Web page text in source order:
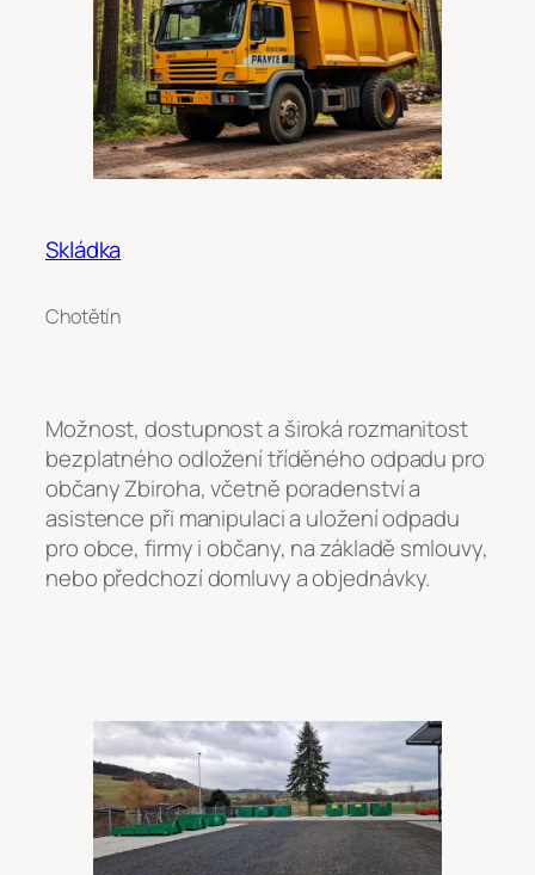
Skládka
Chotětín
Možnost, dostupnost a široká rozmanitost
bezplatného odložení tříděného odpadu pro
občany Zbiroha, včetně poradenství a
asistence při manipulaci a uložení odpadu
pro obce, firmy i občany, na základě smlouvy,
nebo předchozí domluvy a objednávky.